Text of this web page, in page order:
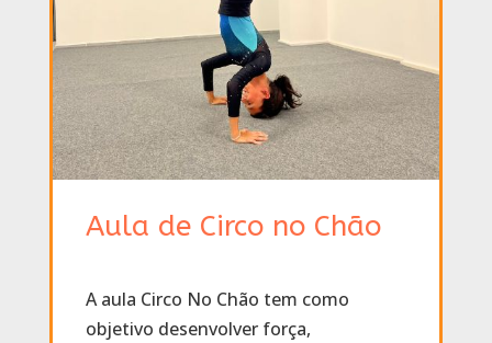
Aula de Circo no Chão
A aula Circo No Chão tem como
objetivo desenvolver força,